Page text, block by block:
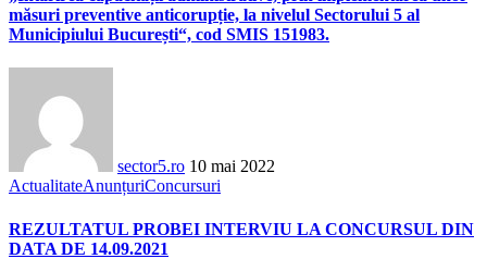
măsuri preventive anticorupție, la nivelul Sectorului 5 al
Municipiului București“, cod SMIS 151983.
sector5.ro 10 mai 2022
ActualitateAnunțuriConcursuri
REZULTATUL PROBEI INTERVIU LA CONCURSUL DIN
DATA DE 14.09.2021